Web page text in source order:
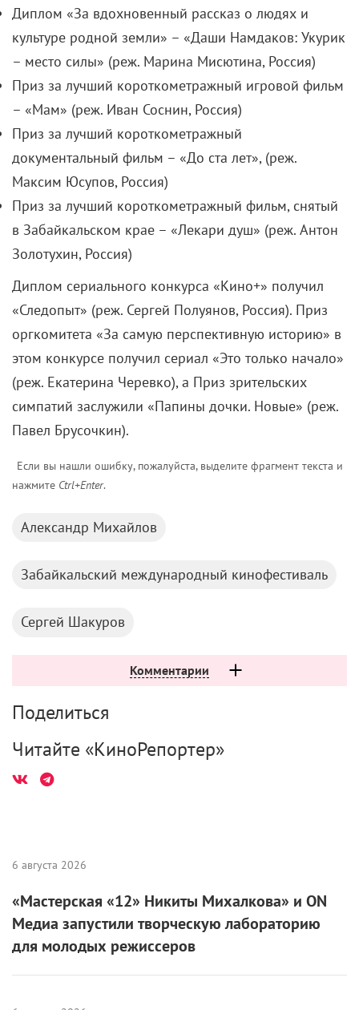
Диплом «За вдохновенный рассказ о людях и
культуре родной земли» – «Даши Намдаков: Укурик
– место силы» (реж. Марина Мисютина, Россия)
Приз за лучший короткометражный игровой фильм
– «Мам» (реж. Иван Соснин, Россия)
Приз за лучший короткометражный
документальный фильм – «До ста лет», (реж.
Максим Юсупов, Россия)
Приз за лучший короткометражный фильм, снятый
в Забайкальском крае – «Лекари душ» (реж. Антон
Золотухин, Россия)
Диплом сериального конкурса «Кино+» получил
«Следопыт» (реж. Сергей Полуянов, Россия). Приз
оргкомитета «За самую перспективную историю» в
этом конкурсе получил сериал «Это только начало»
(реж. Екатерина Черевко), а Приз зрительских
симпатий заслужили «Папины дочки. Новые» (реж.
Павел Брусочкин).
Если вы нашли ошибку, пожалуйста, выделите фрагмент текста и
нажмите Ctrl+Enter.
Александр Михайлов
Забайкальский международный кинофестиваль
Сергей Шакуров
Комментарии
Поделиться
Читайте «КиноРепортер»
6 августа 2026
«Мастерская «12» Никиты Михалкова» и ON
Медиа запустили творческую лабораторию
для молодых режиссеров